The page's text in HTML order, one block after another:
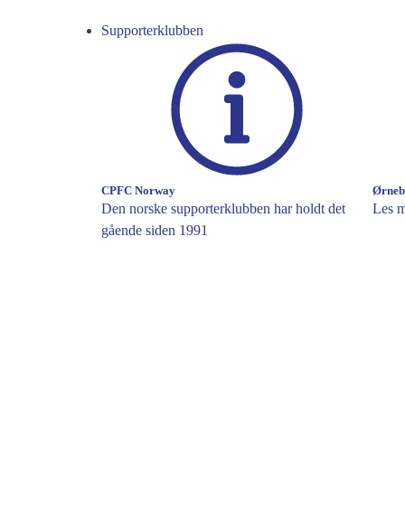
Supporterklubben
CPFC Norway
Den norske supporterklubben har holdt det
gående siden 1991
Les